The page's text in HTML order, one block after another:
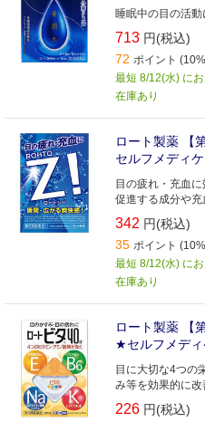
睡眠中の目の活
713 円(税込)
72 ポイント
最短 8/12(水) に
在庫あり
ロート製薬 【
セルフメディ
目の疲れ・充血
促進する成分や
酸亜鉛水和物配
ブ時などに 長時
瞳のリフレッシュ
342 円(税込)
35 ポイント
最短 8/12(水) に
在庫あり
ロート製薬 【
★セルフメディ
目に大切な4つの
み等を効果的に
血行を促し、目の
226 円(税込)